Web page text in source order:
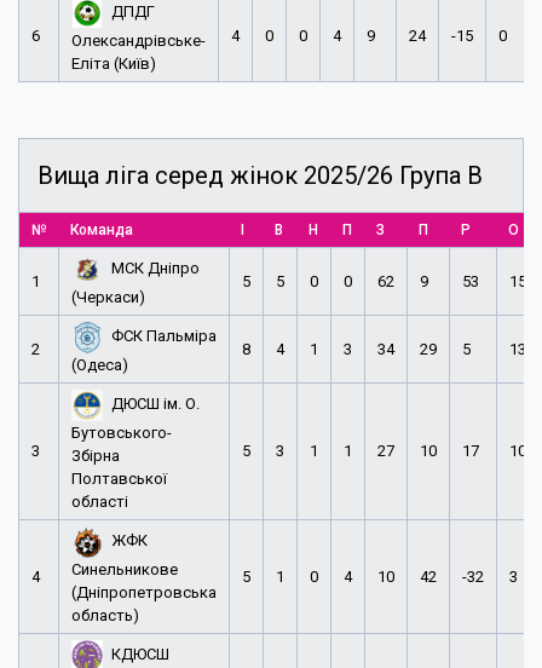
6
ДПДГ
Олександрівське-
Еліта (Київ)
4 0 0 4 9 24 -15 0
Вища ліга серед жінок 2025/26 Група В
№ Команда В Н П З П Р О
1
МСК Дніпро
(Черкаси)
5 5 0 0 62 9 53 15
2
ФСК Пальміра
(Одеса)
8 4 1 3 34 29 5 13
3
ДЮСШ ім. О.
Бутовського-
Збірна
Полтавської
області
5 3 1 1 27 10 17 10
4
ЖФК
Синельникове
(Дніпропетровська
область)
5 1 0 4 10 42 -32 3
КДЮСШ